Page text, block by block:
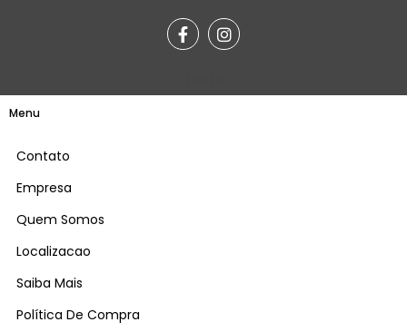
Menu
Contato
Empresa
Quem Somos
Localizacao
Saiba Mais
Política De Compra